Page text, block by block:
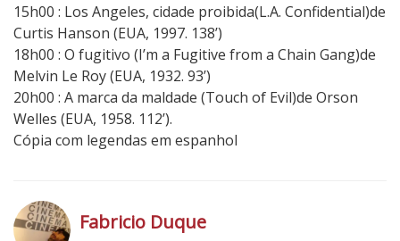
15h00 : Los Angeles, cidade proibida(L.A. Confidential)de
Curtis Hanson (EUA, 1997. 138’)
18h00 : O fugitivo (I’m a Fugitive from a Chain Gang)de
Melvin Le Roy (EUA, 1932. 93’)
20h00 : A marca da maldade (Touch of Evil)de Orson
Welles (EUA, 1958. 112’).
Cópia com legendas em espanhol
Fabricio Duque